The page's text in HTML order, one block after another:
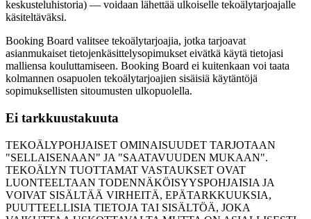
keskusteluhistoria) — voidaan lähettää ulkoiselle tekoälytarjoajalle
käsiteltäväksi.
Booking Board valitsee tekoälytarjoajia, jotka tarjoavat
asianmukaiset tietojenkäsittelysopimukset eivätkä käytä tietojasi
malliensa kouluttamiseen. Booking Board ei kuitenkaan voi taata
kolmannen osapuolen tekoälytarjoajien sisäisiä käytäntöjä
sopimuksellisten sitoumusten ulkopuolella.
Ei tarkkuustakuuta
TEKOÄLYPOHJAISET OMINAISUUDET TARJOTAAN
"SELLAISENAAN" JA "SAATAVUUDEN MUKAAN".
TEKOÄLYN TUOTTAMAT VASTAUKSET OVAT
LUONTEELTAAN TODENNÄKÖISYYSPOHJAISIA JA
VOIVAT SISÄLTÄÄ VIRHEITÄ, EPÄTARKKUUKSIA,
PUUTTEELLISIA TIETOJA TAI SISÄLTÖÄ, JOKA